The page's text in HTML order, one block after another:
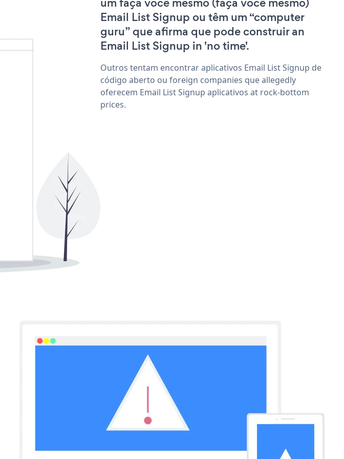
Email List Signup ou têm um “computer
guru” que afirma que pode construir an
Email List Signup in 'no time'.
Outros tentam encontrar aplicativos Email List Signup de
código aberto ou foreign companies que allegedly
oferecem Email List Signup aplicativos at rock-bottom
prices.